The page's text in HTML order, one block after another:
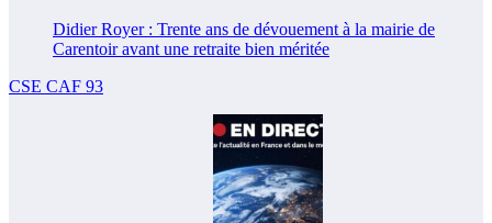
Didier Royer : Trente ans de dévouement à la mairie de
Carentoir avant une retraite bien méritée
CSE CAF 93